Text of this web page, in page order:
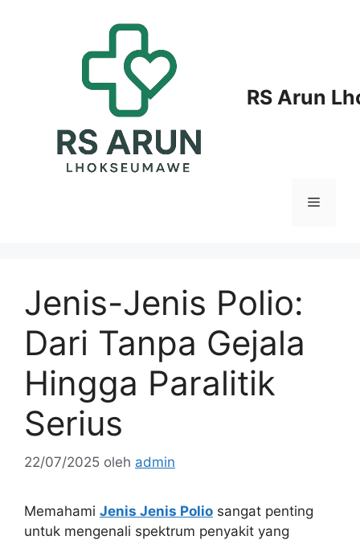
RS Arun
Menu
Jenis-Jenis Polio:
Dari Tanpa Gejala
Hingga Paralitik
Serius
22/07/2025 oleh admin
Memahami Jenis Jenis Polio sangat penting
untuk mengenali spektrum penyakit yang